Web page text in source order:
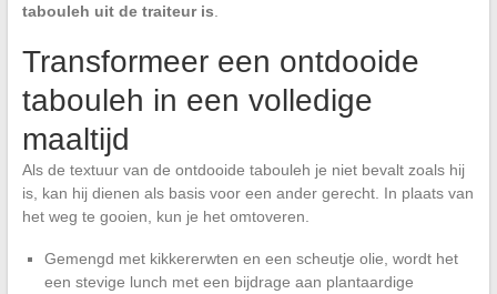
tabouleh uit de traiteur is
Transformeer een ontdooide
tabouleh in een volledige
maaltijd
Als de textuur van de ontdooide tabouleh je niet bevalt zoals hij
is, kan hij dienen als basis voor een ander gerecht. In plaats van
het weg te gooien, kun je het omtoveren.
Gemengd met kikkererwten en een scheutje olie, wordt het
een stevige lunch met een bijdrage aan plantaardige